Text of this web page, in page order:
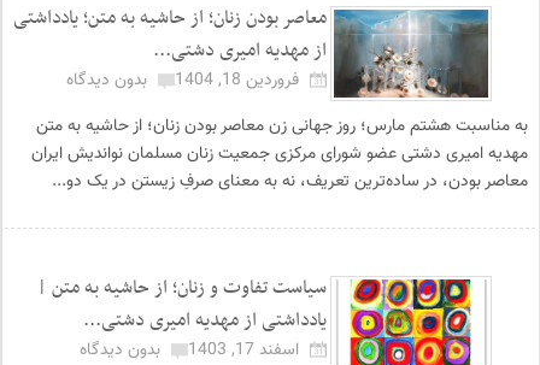
معاصر بودن زنان؛ از حاشیه به متن؛ یادداشتی
از مهدیه امیری دشتی...
فروردین 18, 1404
بدون دیدگاه
به مناسبت هشتم مارس؛ روز جهانی زن معاصر بودن زنان؛ از حاشیه به متن
مهدیه امیری دشتی عضو شورای مرکزی جمعیت زنان مسلمان نواندیش ایران
معاصر بودن، در ساده‌ترین تعریف، نه به معنای صرفِ زیستن در یک دو...
سیاست تفاوت و زنان؛ از حاشیه به متن |
یادداشتی از مهدیه امیری دشتی...
اسفند 17, 1403
بدون دیدگاه